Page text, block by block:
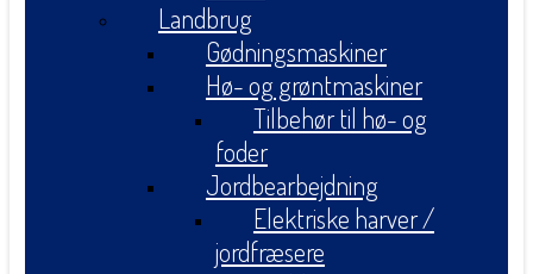
Landbrug
Gødningsmaskiner
Hø- og grøntmaskiner
Tilbehør til hø- og
foder
Jordbearbejdning
Elektriske harver /
jordfræsere